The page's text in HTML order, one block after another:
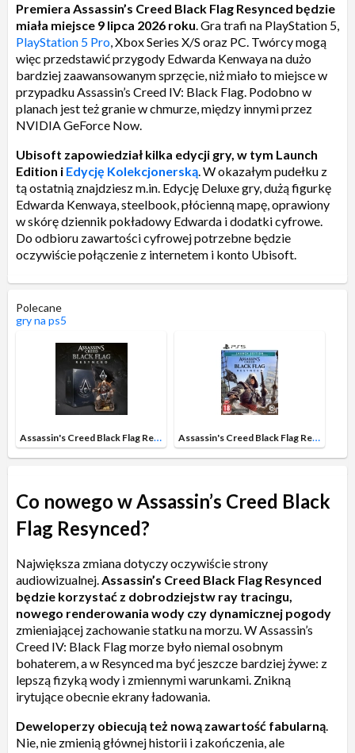
Premiera Assassin’s Creed Black Flag Resynced będzie
miała miejsce 9 lipca 2026 roku. Gra trafi na PlayStation 5,
PlayStation 5 Pro, Xbox Series X/S oraz PC. Twórcy mogą
więc przedstawić przygody Edwarda Kenwaya na dużo
bardziej zaawansowanym sprzęcie, niż miało to miejsce w
przypadku Assassin’s Creed IV: Black Flag. Podobno w
planach jest też granie w chmurze, między innymi przez
NVIDIA GeForce Now.
Ubisoft zapowiedział kilka edycji gry, w tym Launch
Edition i Edycję Kolekcjonerską. W okazałym pudełku z
tą ostatnią znajdziesz m.in. Edycję Deluxe gry, dużą figurkę
Edwarda Kenwaya, steelbook, płócienną mapę, oprawiony
w skórę dziennik pokładowy Edwarda i dodatki cyfrowe.
Do odbioru zawartości cyfrowej potrzebne będzie
oczywiście połączenie z internetem i konto Ubisoft.
Polecane
gry na ps5
Assassin's Creed Black Flag Resynced Edycja Kolekcjonerska Gra na PS5 Assassin's Creed Black Flag Resynced Launch Edition Gra na PS5
Co nowego w Assassin’s Creed Black
Flag Resynced?
Największa zmiana dotyczy oczywiście strony
audiowizualnej.Assassin’s Creed Black Flag Resynced
będzie korzystać z dobrodziejstw ray tracingu,
nowego renderowania wody czy dynamicznej pogody
zmieniającej zachowanie statku na morzu. W Assassin’s
Creed IV: Black Flag morze było niemal osobnym
bohaterem, a w Resynced ma być jeszcze bardziej żywe: z
lepszą fizyką wody i zmiennymi warunkami. Znikną
irytujące obecnie ekrany ładowania.
Deweloperzy obiecują też nową zawartość fabularną.
Nie, nie zmienią głównej historii i zakończenia, ale